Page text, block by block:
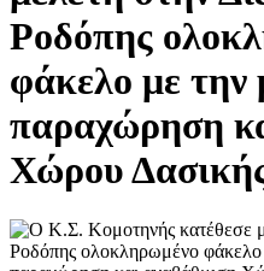
Ροδόπης
φάκελο με την
παραχώρηση
Χώρου